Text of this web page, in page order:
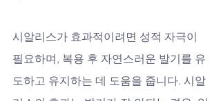
시알리스가 효과적이려면 성적 자극이
필요하며, 복용 후 자연스러운 발기를 유
도하고 유지하는 데 도움을 줍니다. 시알